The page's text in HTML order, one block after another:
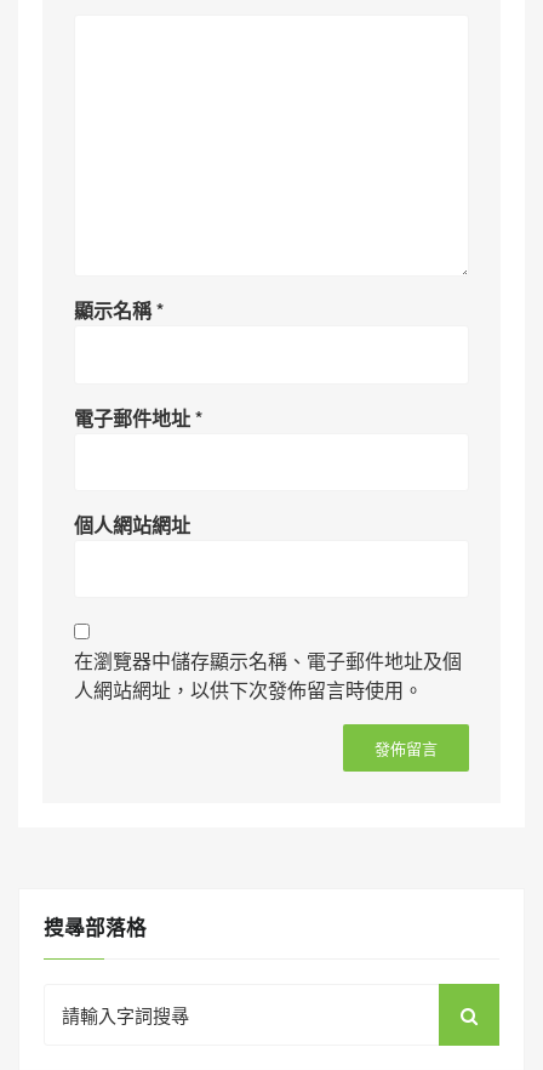
顯示名稱*
電子郵件地址*
個人網站網址
在瀏覽器中儲存顯示名稱、電子郵件地址及個
人網站網址，以供下次發佈留言時使用。
搜㝷部落格
for: